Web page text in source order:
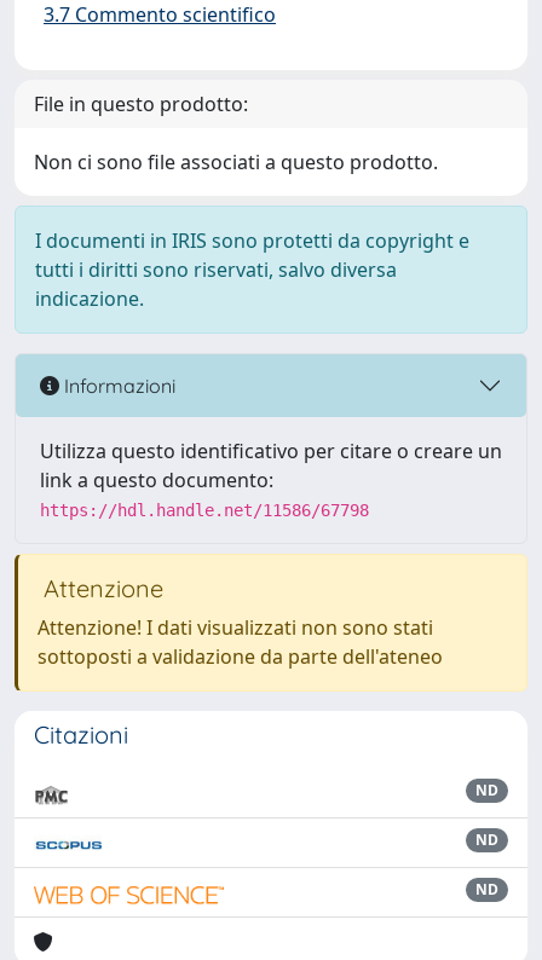
3.7 Commento scientifico
File in questo prodotto:
Non ci sono file associati a questo prodotto.
I documenti in IRIS sono protetti da copyright e
tutti i diritti sono riservati, salvo diversa
indicazione.
Informazioni
Utilizza questo identificativo per citare o creare un
link a questo documento:
https://hdl.handle.net/11586/67798
Attenzione
Attenzione! I dati visualizzati non sono stati
sottoposti a validazione da parte dell'ateneo
Citazioni
ND
ND
ND